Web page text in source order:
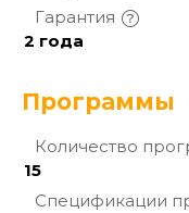
Гарантия
2 года
Программы
Количество
15
Спецификации